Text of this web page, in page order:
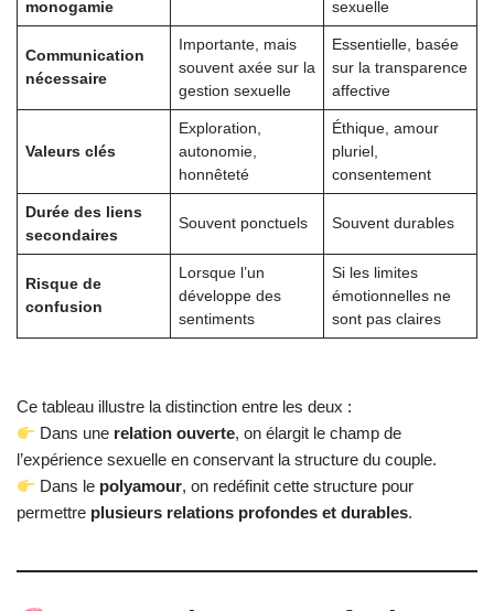
monogamie
sexuelle
Communication
nécessaire
Importante, mais
souvent axée sur la
gestion sexuelle
Essentielle, basée
sur la transparence
affective
Valeurs clés
Exploration,
autonomie,
honnêteté
Éthique, amour
pluriel,
consentement
Durée des liens
secondaires
Souvent ponctuels Souvent durables
Risque de
confusion
Lorsque l’un
développe des
sentiments
Si les limites
émotionnelles ne
sont pas claires
Ce tableau illustre la distinction entre les deux :
Dans une relation ouverte, on élargit le champ de
l’expérience sexuelle en conservant la structure du couple.
Dans le polyamour, on redéfinit cette structure pour
permettre plusieurs relations profondes et durables.